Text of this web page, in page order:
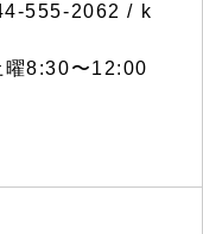
555-2062 / k
8:30〜12:00